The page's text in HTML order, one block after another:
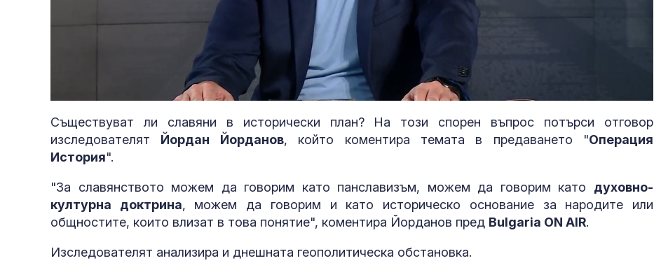
Съществуват ли славяни в исторически план? На този спорен въпрос потърси отговор
изследователят Йордан Йорданов, който коментира темата в предаването "Операция
История".
"За славянството можем да говорим като панславизъм, можем да говорим като духовно-
културна доктрина, можем да говорим и като историческо основание за народите или
общностите, които влизат в това понятие", коментира Йорданов пред Bulgaria ON AIR.
Изследователят анализира и днешната геополитическа обстановка.
Риболовна мрежа
изплува от от езеро